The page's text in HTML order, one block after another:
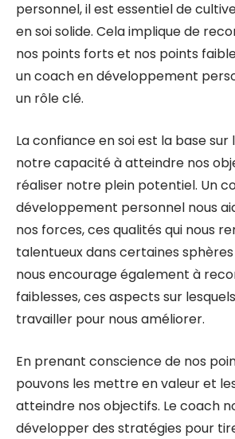
personnel, il est essentiel de
en soi solide. Cela implique de
nos points forts et nos points
un coach en développement
un rôle clé.
La confiance en soi est la base
notre capacité à atteindre nos
réaliser notre plein potentiel. Un
développement personnel nous
nos forces, ces qualités qui nous
talentueux dans certaines
nous encourage également à
faiblesses, ces aspects sur
travailler pour nous améliorer.
En prenant conscience de nos
pouvons les mettre en valeur et
atteindre nos objectifs. Le coach
développer des stratégies pour